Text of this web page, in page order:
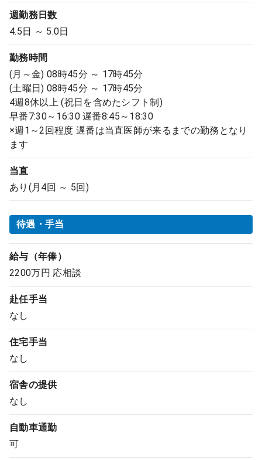
週勤務日数
4.5日 ～ 5.0日
勤務時間
(月～金) 08時45分 ～ 17時45分
(土曜日) 08時45分 ～ 17時45分
4週8休以上 (祝日を含めたシフト制)
早番7:30～16:30 遅番8:45～18:30
※週1～2回程度 遅番は当直医師が来るまでの勤務となり
ます
当直
あり(月4回 ～ 5回)
待遇・手当
給与（年俸）
2200万円 応相談
赴任手当
なし
住宅手当
なし
宿舎の提供
なし
自動車通勤
可